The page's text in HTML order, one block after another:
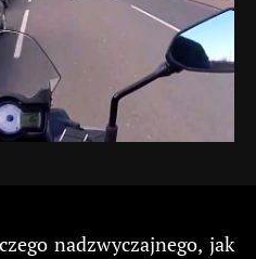
nadzwyczajnego, jak